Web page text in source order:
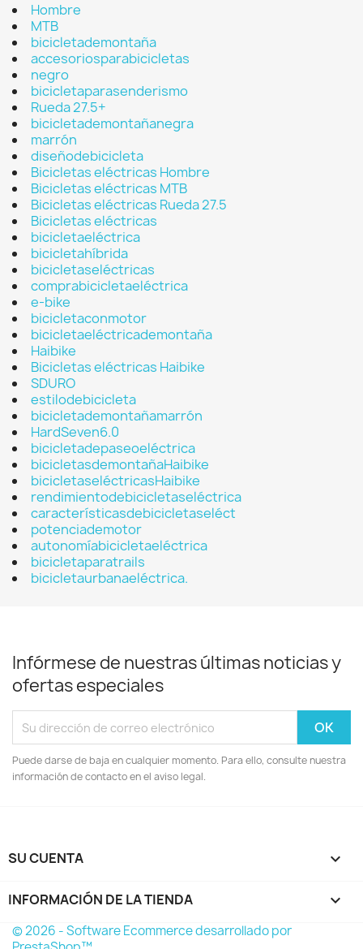
Hombre
MTB
bicicletademontaña
accesoriosparabicicletas
negro
bicicletaparasenderismo
Rueda 27.5+
bicicletademontañanegra
marrón
diseñodebicicleta
Bicicletas eléctricas Hombre
Bicicletas eléctricas MTB
Bicicletas eléctricas Rueda 27.5
Bicicletas eléctricas
bicicletaeléctrica
bicicletahíbrida
bicicletaseléctricas
comprabicicletaeléctrica
e-bike
bicicletaconmotor
bicicletaeléctricademontaña
Haibike
Bicicletas eléctricas Haibike
SDURO
estilodebicicleta
bicicletademontañamarrón
HardSeven6.0
bicicletadepaseoeléctrica
bicicletasdemontañaHaibike
bicicletaseléctricasHaibike
rendimientodebicicletaseléctrica
característicasdebicicletaseléct
potenciademotor
autonomíabicicletaeléctrica
bicicletaparatrails
bicicletaurbanaeléctrica.
Infórmese de nuestras últimas noticias y
ofertas especiales
Puede darse de baja en cualquier momento. Para ello, consulte nuestra
información de contacto en el aviso legal.
SU CUENTA 
INFORMACIÓN DE LA TIENDA keyboard_arrow_down
© 2026 - Software Ecommerce desarrollado por